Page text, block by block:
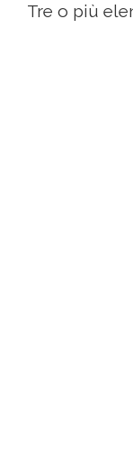
Tre o più